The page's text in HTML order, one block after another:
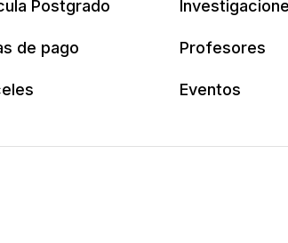
Postgrado
de pago Profesores
Eventos